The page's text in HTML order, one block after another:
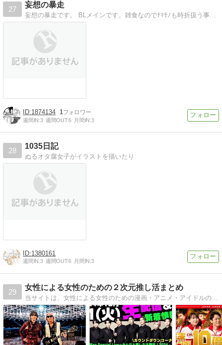
27
妄想の暴走
妄想の暴走です。 BLメインです。雑食なのでﾅﾏﾓﾉも時折扱う事があります。 創作の小説などもアップする予定ですが・・・ 全ては私の妄想。
1874134 1
週間IN:3 週間OUT:6 月間IN:3
28
1035日記
ぬるオタ腐女子がイラストを描いたり
1380161
週間IN:3 週間OUT:6 月間IN:3
29
女性による女性のための２次元推し活まとめ
当サイトは、女性による女性のための漫画・アニメ・アイドルの推し情報や推し作品についてまとめています。サイト主はBL・ショタ好きです。